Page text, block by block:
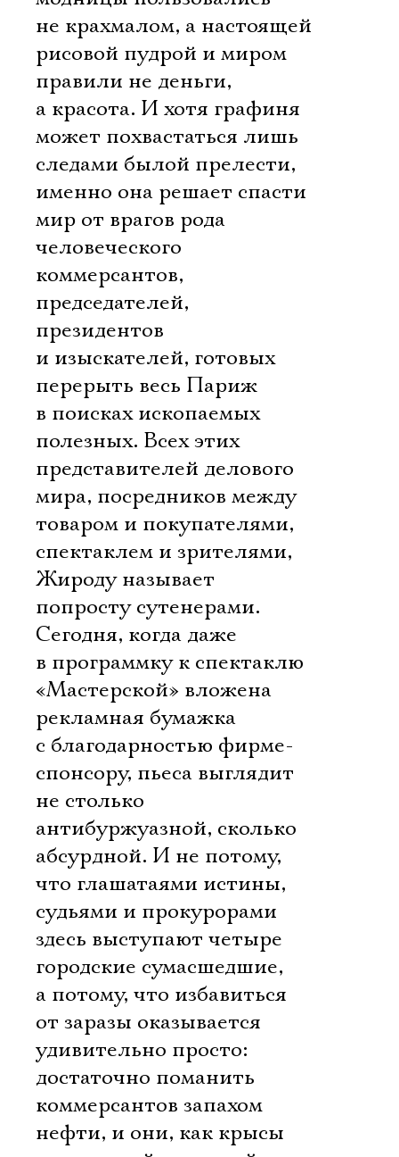
не крахмалом, а настоящей
рисовой пудрой и миром
правили не деньги,
а красота. И хотя графиня
может похвастаться лишь
следами былой прелести,
именно она решает спасти
мир от врагов рода
человеческого 
коммерсантов,
председателей,
президентов
и изыскателей, готовых
перерыть весь Париж
в поисках ископаемых
полезных. Всех этих
представителей делового
мира, посредников между
товаром и покупателями,
спектаклем и зрителями,
Жироду называет
попросту сутенерами.
Сегодня, когда даже
в программку к спектаклю
«Мастерской» вложена
рекламная бумажка
с благодарностью фирме-
спонсору, пьеса выглядит
не столько
антибуржуазной, сколько
абсурдной. И не потому,
что глашатаями истины,
судьями и прокурорами
здесь выступают четыре
городские сумасшедшие,
а потому, что избавиться
от заразы оказывается
удивительно просто:
достаточно поманить
коммерсантов запахом
нефти, и они, как крысы